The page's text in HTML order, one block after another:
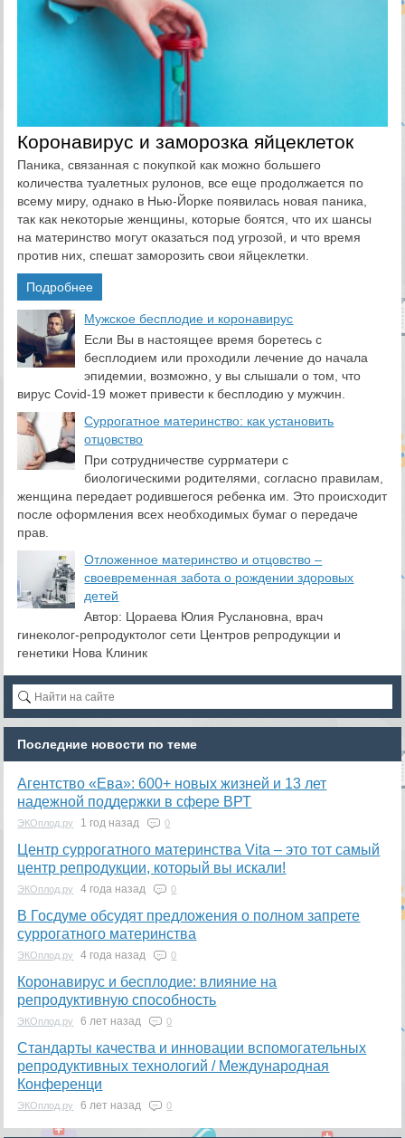
Коронавирус и заморозка яйцеклеток
Паника, связанная с покупкой как можно большего
количества туалетных рулонов, все еще продолжается по
всему миру, однако в Нью-Йорке появилась новая паника,
так как некоторые женщины, которые боятся, что их шансы
на материнство могут оказаться под угрозой, и что время
против них, спешат заморозить свои яйцеклетки.
Подробнее
​Мужское бесплодие и коронавирус
Если Вы в настоящее время боретесь с
бесплодием или проходили лечение до начала
эпидемии, возможно, у вы слышали о том, что
вирус Covid-19 может привести к бесплодию у мужчин.
Суррогатное материнство: как установить
отцовство
При сотрудничестве суррматери с
биологическими родителями, согласно правилам,
женщина передает родившегося ребенка им. Это происходит
после оформления всех необходимых бумаг о передаче
прав.
Отложенное материнство и отцовство –
своевременная забота о рождении здоровых
детей
Автор: Цораева Юлия Руслановна, врач
гинеколог-репродуктолог сети Центров репродукции и
генетики Нова Клиник
Последние новости по теме
Агентство «Ева»: 600+ новых жизней и 13 лет
надежной поддержки в сфере ВРТ
ЭКОплод.ру 1 год назад 0
​Центр суррогатного материнства Vita – это тот самый
центр репродукции, который вы искали!
ЭКОплод.ру 4 года назад 0
В Госдуме обсудят предложения о полном запрете
суррогатного материнства
ЭКОплод.ру 4 года назад 0
Коронавирус и бесплодие: влияние на
репродуктивную способность
ЭКОплод.ру 6 лет назад 0
​Стандарты качества и инновации вспомогательных
репродуктивных технологий / Международная
Конференци
ЭКОплод.ру 6 лет назад 0